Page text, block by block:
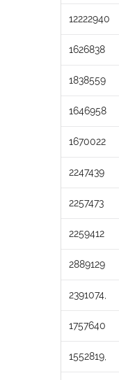
12222940
1626838
1838559
1646958
1670022
2247439
2257473
2259412
2889129
2391074,
1757640
1552819,